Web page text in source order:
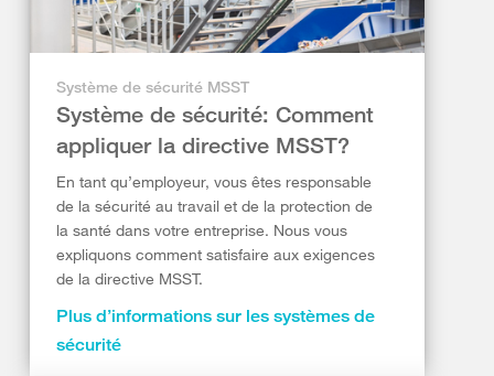
Système de sécurité MSST
Système de sécurité: Comment
appliquer la directive MSST?
En tant qu’employeur, vous êtes responsable
de la sécurité au travail et de la protection de
la santé dans votre entreprise. Nous vous
expliquons comment satisfaire aux exigences
de la directive MSST.
Plus d’informations sur les systèmes de
sécurité